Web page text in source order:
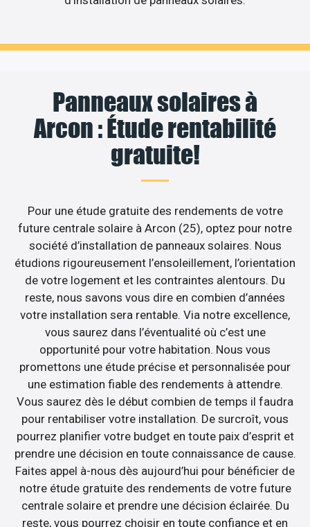
Panneaux solaires à
Arcon : Étude rentabilité
gratuite!
Pour une étude gratuite des rendements de votre
future centrale solaire à Arcon (25), optez pour notre
société d’installation de panneaux solaires. Nous
étudions rigoureusement l’ensoleillement, l’orientation
de votre logement et les contraintes alentours. Du
reste, nous savons vous dire en combien d’années
votre installation sera rentable. Via notre excellence,
vous saurez dans l’éventualité où c’est une
opportunité pour votre habitation. Nous vous
promettons une étude précise et personnalisée pour
une estimation fiable des rendements à attendre.
Vous saurez dès le début combien de temps il faudra
pour rentabiliser votre installation. De surcroît, vous
pourrez planifier votre budget en toute paix d’esprit et
prendre une décision en toute connaissance de cause.
Faites appel à-nous dès aujourd’hui pour bénéficier de
notre étude gratuite des rendements de votre future
centrale solaire et prendre une décision éclairée. Du
reste, vous pourrez choisir en toute confiance et en